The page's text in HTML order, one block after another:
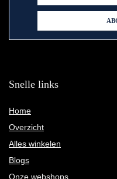
Snelle links
Home
Overzicht
Alles winkelen
Blogs
Onze webshops